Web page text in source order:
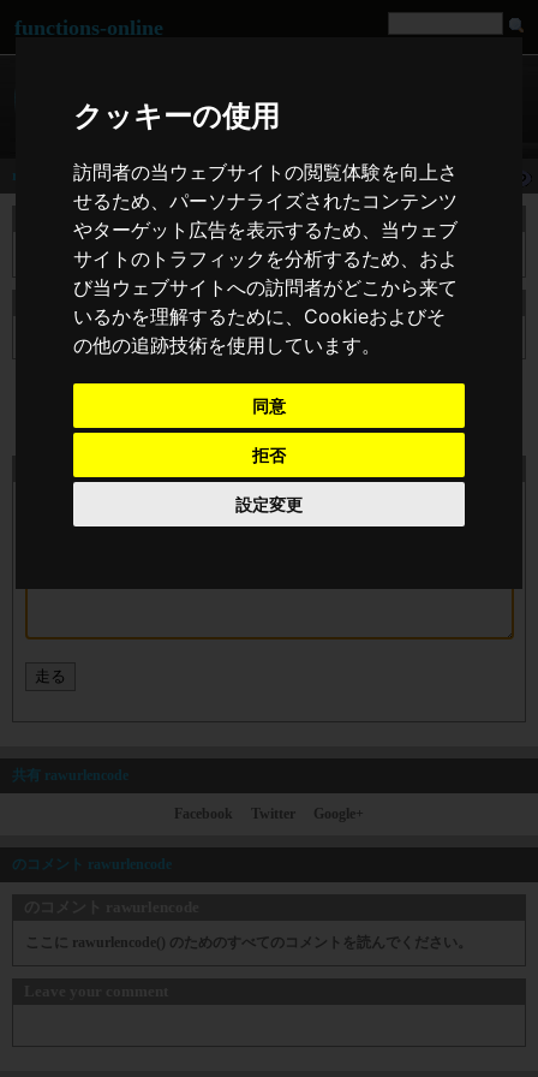
クッキーの使用
訪問者の当ウェブサイトの閲覧体験を向上さ
せるため、パーソナライズされたコンテンツ
やターゲット広告を表示するため、当ウェブ
サイトのトラフィックを分析するため、およ
び当ウェブサイトへの訪問者がどこから来て
いるかを理解するために、Cookieおよびそ
の他の追跡技術を使用しています。
同意
拒否
設定変更
functions-online
rawurlencode
指定した文字列を ? RFC 3986 にもとづいてエンコードします。
宣言の rawurlencode
rawurlencode( string $str )
共有 rawurlencode
Facebook Twitter Google+
のコメント rawurlencode
ここに rawurlencode() のためのすべてのコメントを読んでください。